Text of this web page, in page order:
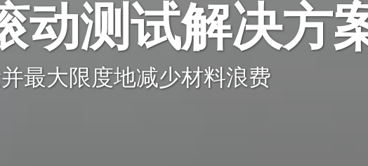
动测试解决方
最大限度地减少材料浪费